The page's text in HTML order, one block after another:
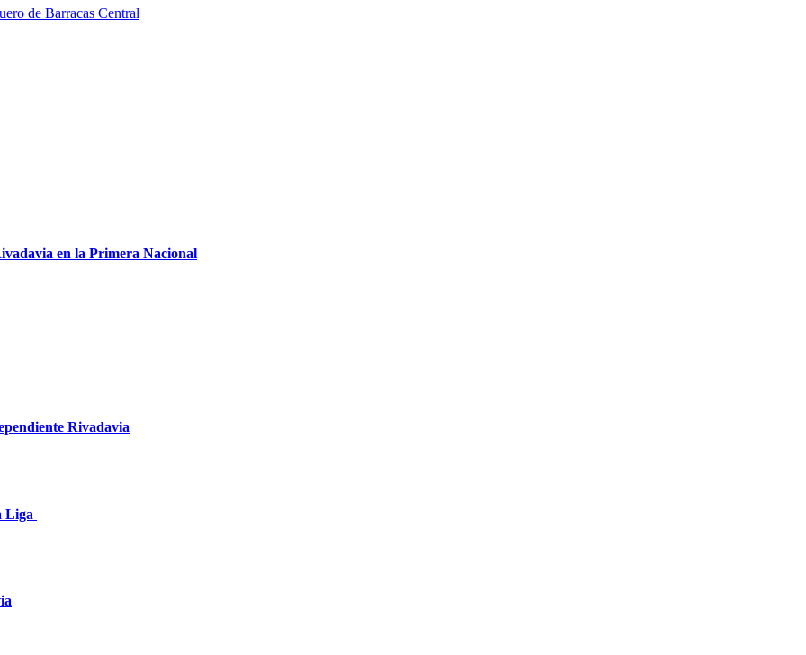
de Barracas Central
en la Primera Nacional
Rivadavia
Liga